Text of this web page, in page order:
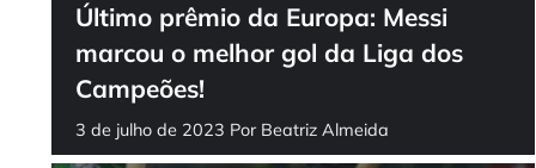
Último prêmio da Europa: Messi
marcou o melhor gol da Liga dos
Campeões!
3 de julho de 2023 Por Beatriz Almeida